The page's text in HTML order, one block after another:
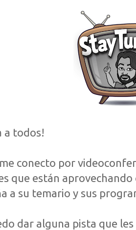
a todos!
conecto por
que están
a su temario y sus
dar alguna pista que